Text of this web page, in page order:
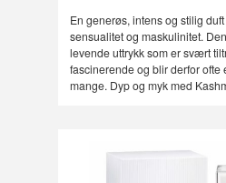
En generøs, intens og stilig
sensualitet og maskulinitet.
levende uttrykk som er svært
fascinerende og blir derfor ofte
mange. Dyp og myk med